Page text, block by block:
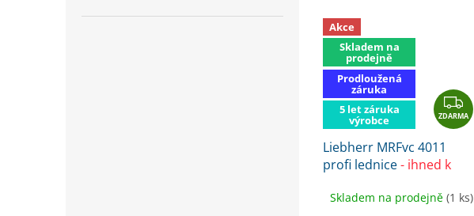
Akce
Skladem na
prodejně
Prodloužená
záruka
5 let záruka
výrobce
Z
D
A
ZDARMA
Liebherr MRFvc 4011
profi lednice- ihned k
Skladem na prodejně (1 ks)